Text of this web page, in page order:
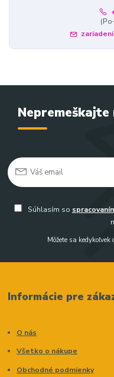
Nepremeškajte
Súhlasím so
Môžete sa
Informácie pre
O nás
Všetko o nákupe
Obchodné podmienky